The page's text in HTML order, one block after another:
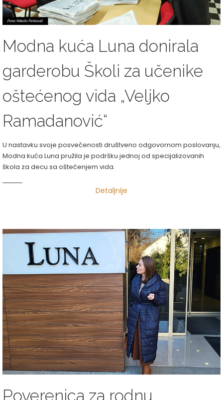
Modna kuća Luna donirala
garderobu Školi za učenike
oštećenog vida „Veljko
Ramadanović“
U nastavku svoje posvećenosti društveno odgovornom poslovanju,
Modna kuća Luna pružila je podršku jednoj od specijalizovanih
škola za decu sa oštećenjem vida.
Detaljnije
Poverenica za rodnu